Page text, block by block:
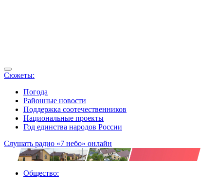
Сюжеты:
Погода
Районные новости
Поддержка соотечественников
Национальные проекты
Год единства народов России
Слушать радио «7 небо» онлайн
Общество: